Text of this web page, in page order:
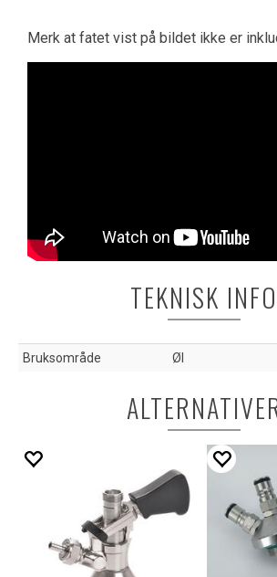
Merk at fatet vist på bildet ikke er
TEKNISK INFO
Bruksområde Øl